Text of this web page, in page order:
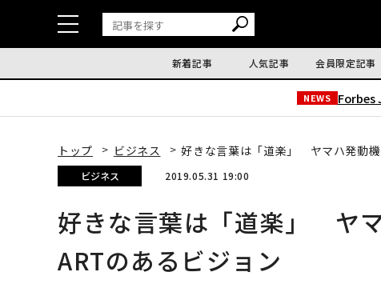
新着記事 人気記事 会員限定記事
NEWS Forbes
トップ ビジネス 好きな言葉は「道楽」 ヤマハ発動
ビジネス 2019.05.31 19:00
好きな言葉は「道楽」 ヤ
ARTのあるビジョン